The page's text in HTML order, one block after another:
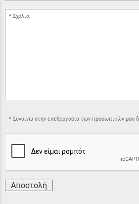
Σχόλια:
Συναινώ στην επεξεργασία των προσωπικών μου
Αποστολή